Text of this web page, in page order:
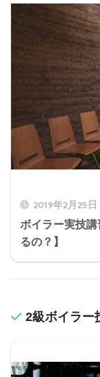
2019年2月25日
ボイラー実技
るの？】
2級ボイラー